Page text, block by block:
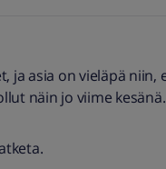
ja asia on vieläpä niin,
näin jo viime